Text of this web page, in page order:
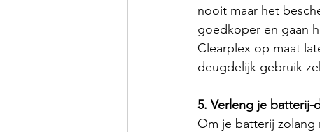
nooit maar het
goedkoper en gaan
Clearplex op maat
deugdelijk gebruik
5. Verleng je batterij-
Om je batterij